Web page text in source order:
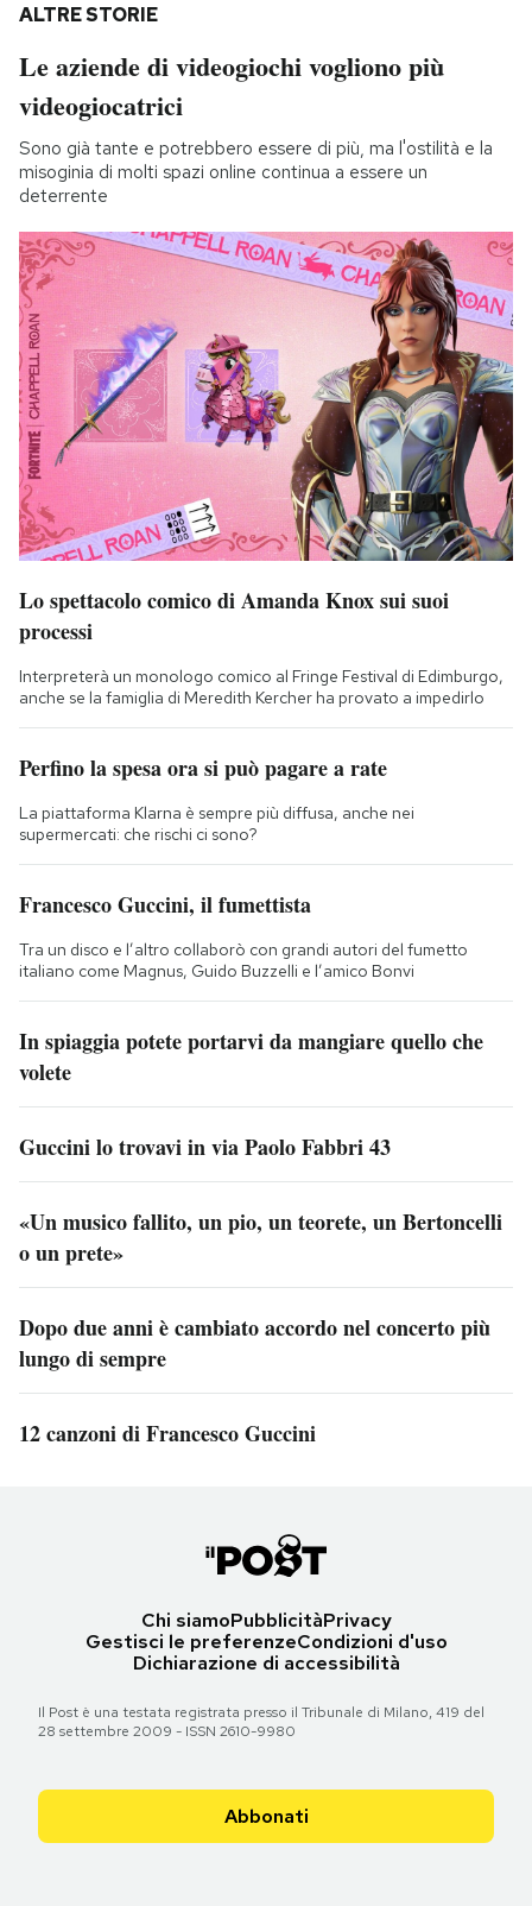
ALTRE STORIE
Le aziende di videogiochi vogliono più
videogiocatrici
Sono già tante e potrebbero essere di più, ma l'ostilità e la
misoginia di molti spazi online continua a essere un
deterrente
Lo spettacolo comico di Amanda Knox sui suoi
processi
Interpreterà un monologo comico al Fringe Festival di Edimburgo,
anche se la famiglia di Meredith Kercher ha provato a impedirlo
Perfino la spesa ora si può pagare a rate
La piattaforma Klarna è sempre più diffusa, anche nei
supermercati: che rischi ci sono?
Francesco Guccini, il fumettista
Tra un disco e l’altro collaborò con grandi autori del fumetto
italiano come Magnus, Guido Buzzelli e l’amico Bonvi
In spiaggia potete portarvi da mangiare quello che
volete
Guccini lo trovavi in via Paolo Fabbri 43
«Un musico fallito, un pio, un teorete, un Bertoncelli
o un prete»
Dopo due anni è cambiato accordo nel concerto più
lungo di sempre
12 canzoni di Francesco Guccini
Chi siamoPubblicitàPrivacy
Gestisci le preferenzeCondizioni d'uso
Dichiarazione di accessibilità
Il Post è una testata registrata presso il Tribunale di Milano, 419 del
28 settembre 2009 - ISSN 2610-9980
Abbonati